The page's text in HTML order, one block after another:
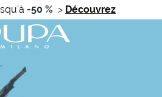
-50 % > Découvrez